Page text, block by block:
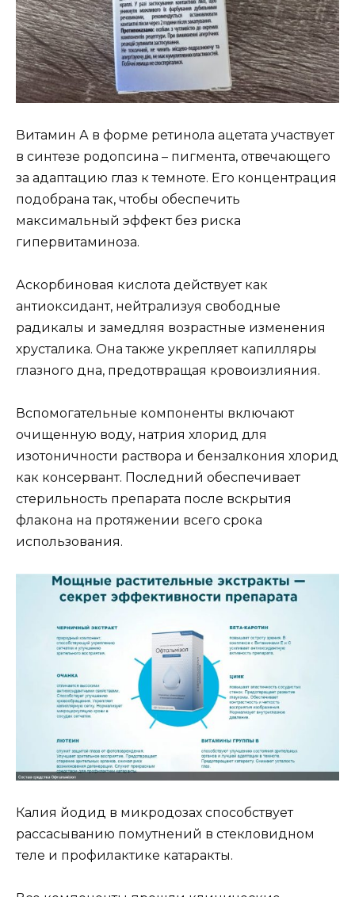
Витамин А в форме ретинола ацетата участвует
в синтезе родопсина – пигмента, отвечающего
за адаптацию глаз к темноте. Его концентрация
подобрана так, чтобы обеспечить
максимальный эффект без риска
гипервитаминоза.
Аскорбиновая кислота действует как
антиоксидант, нейтрализуя свободные
радикалы и замедляя возрастные изменения
хрусталика. Она также укрепляет капилляры
глазного дна, предотвращая кровоизлияния.
Вспомогательные компоненты включают
очищенную воду, натрия хлорид для
изотоничности раствора и бензалкония хлорид
как консервант. Последний обеспечивает
стерильность препарата после вскрытия
флакона на протяжении всего срока
использования.
Калия йодид в микродозах способствует
рассасыванию помутнений в стекловидном
теле и профилактике катаракты.